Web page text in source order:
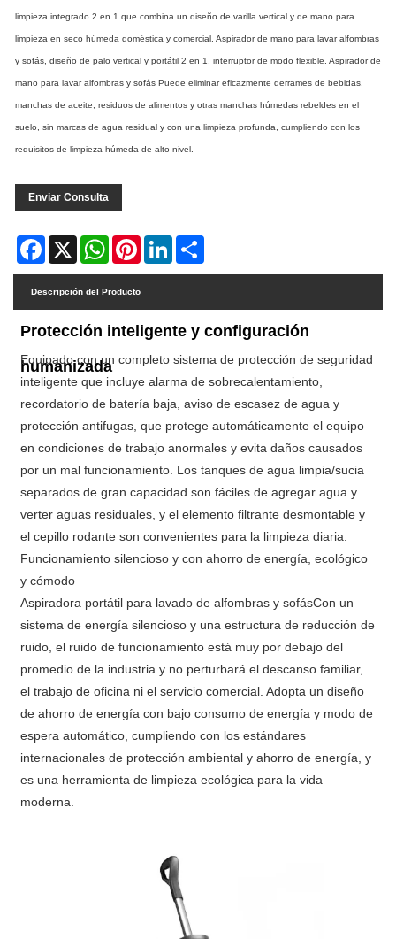
limpieza integrado 2 en 1 que combina un diseño de varilla vertical y de mano para
limpieza en seco húmeda doméstica y comercial. Aspirador de mano para lavar alfombras
y sofás, diseño de palo vertical y portátil 2 en 1, interruptor de modo flexible. Aspirador de
mano para lavar alfombras y sofás Puede eliminar eficazmente derrames de bebidas,
manchas de aceite, residuos de alimentos y otras manchas húmedas rebeldes en el
suelo, sin marcas de agua residual y con una limpieza profunda, cumpliendo con los
requisitos de limpieza húmeda de alto nivel.
Enviar Consulta
Facebook WhatsAppPinterest LinkedIn
Descripción del Producto
Protección inteligente y configuración
humanizada
Equipado con un completo sistema de protección de seguridad
inteligente que incluye alarma de sobrecalentamiento,
recordatorio de batería baja, aviso de escasez de agua y
protección antifugas, que protege automáticamente el equipo
en condiciones de trabajo anormales y evita daños causados ​​
por un mal funcionamiento. Los tanques de agua limpia/sucia
separados de gran capacidad son fáciles de agregar agua y
verter aguas residuales, y el elemento filtrante desmontable y
el cepillo rodante son convenientes para la limpieza diaria.
Funcionamiento silencioso y con ahorro de energía, ecológico
y cómodo
Aspiradora portátil para lavado de alfombras y sofásCon un
sistema de energía silencioso y una estructura de reducción de
ruido, el ruido de funcionamiento está muy por debajo del
promedio de la industria y no perturbará el descanso familiar,
el trabajo de oficina ni el servicio comercial. Adopta un diseño
de ahorro de energía con bajo consumo de energía y modo de
espera automático, cumpliendo con los estándares
internacionales de protección ambiental y ahorro de energía, y
es una herramienta de limpieza ecológica para la vida
moderna.